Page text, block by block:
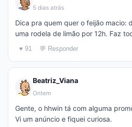
5 dias atrás
Dica pra quem quer o feijão macio:
uma rodela de limão por 12h. Faz
♥ 91 💬 Responder
Beatriz_Viana
Ontem
Gente, o hhwin tá com alguma
Vi um anúncio e fiquei curiosa.